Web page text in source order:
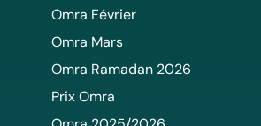
Omra Février
Omra Mars
Omra Ramadan 2026
Prix Omra